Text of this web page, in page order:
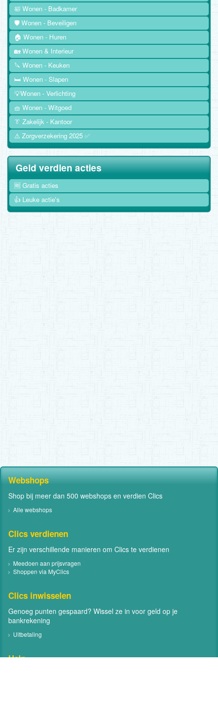
🛀 Wonen - Badkamer
🛡️ Wonen - Beveiligen
🏠 Wonen - Huren
🏡 Wonen & Interieur
🔪 Wonen - Keuken
🛏️ Wonen - Slapen
💡Wonen - Verlichting
🧺 Wonen - Witgoed
👔 Zakelijk - Kantoor
⚠️ Zorgverzekering 2025 ✅
Geld verdien acties
🆓 Gratis acties
👍 Leuke actie's
Webshops
Shop bij meer dan 500 webshops en verdien Clics
Alle webshops
Clics verdienen
Er zijn verschillende manieren om Clics te verdienen
Meedoen aan prijsvragen
Shoppen via MyClics
Clics inwisselen
Genoeg punten gespaard? Wissel ze in voor geld op je
bankrekening
Uitbetaling
Help